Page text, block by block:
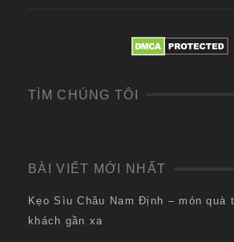
TÌM CHÚNG TÔI
BÀI VIẾT MỚI NHẤT
Kẹo Sìu Châu Nam Định – món quà
khách gần xa